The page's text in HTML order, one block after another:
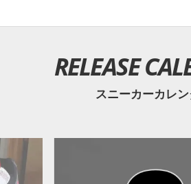
RELEASE
スニーカーカレ